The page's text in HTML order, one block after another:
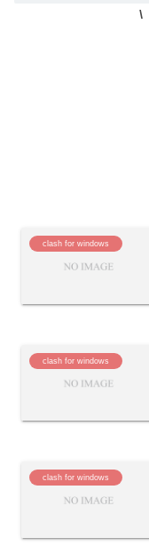
clash for windows
clash for windows
clash for windows